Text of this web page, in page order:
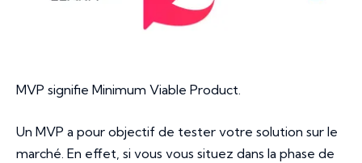
MVP signifie Minimum Viable Product.
Un MVP a pour objectif de tester votre solution sur le
marché. En effet, si vous vous situez dans la phase de